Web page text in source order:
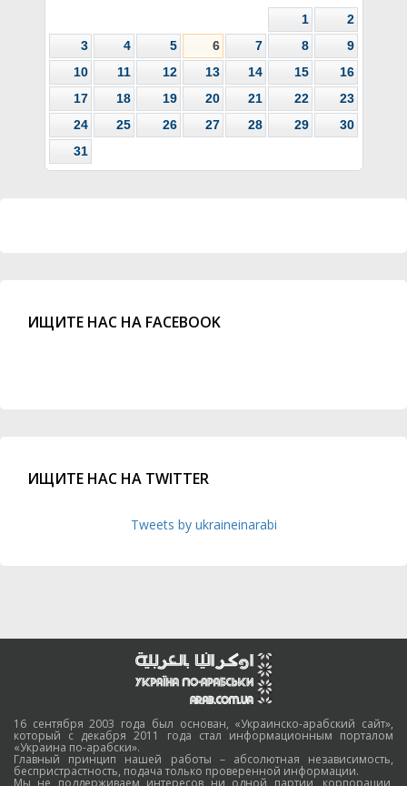
1
2
3
4 5 6 7 8
9
10
11 12 13 14 15
16
17
18 19 20 21 22
23
24
25 26 27 28 29
30
31
ИЩИТЕ НАС НА FACEBOOK
ИЩИТЕ НАС НА TWITTER
Tweets by ukraineinarabi
16 сентября 2003 года был основан, «Украинско-арабский сайт»,
который с декабря 2011 года стал информационным порталом
«Украина по-арабски».
Главный принцип нашей работы – абсолютная независимость,
беспристрастность, подача только проверенной информации.
Мы не поддерживаем интересов ни одной партии, корпорации,